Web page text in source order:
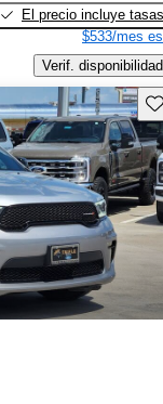
El precio incluye tasas
$533/mes
Verif. disponibilidad